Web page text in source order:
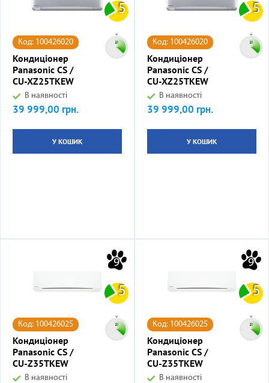
5
Код: 100426020
Кондиціонер
Panasonic CS /
CU-XZ25TKEW
В наявності
Ціна
39 999,00 грн.
У КОШИК
5
Код: 100426020
Кондиціонер
Panasonic CS /
CU-XZ25TKEW
В наявності
Ціна
39 999,00 грн.
У КОШИК
9
5
Код: 100426025
Кондиціонер
Panasonic CS /
CU-Z35TKEW
В наявності
9
5
Код: 100426025
Кондиціонер
Panasonic CS /
CU-Z35TKEW
В наявності